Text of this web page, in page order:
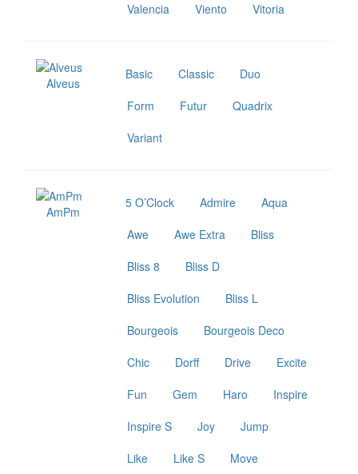
Valencia
Viento Vitoria
Alveus
Basic Classic
Duo
Form
Futur
Quadrix
Variant
AmPm
5 O’Clock Admire
Aqua
Awe
Awe Extra
Bliss
Bliss 8
Bliss D
Bliss Evolution
Bliss L
Bourgeois
Bourgeois Deco
Chic
Dorff Drive
Excite
Fun
Gem Haro
Inspire
Inspire S
Joy
Jump
Like
Like S
Move